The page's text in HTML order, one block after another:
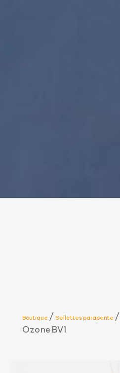
Boutique /Sellettes parapente /
Ozone BV1